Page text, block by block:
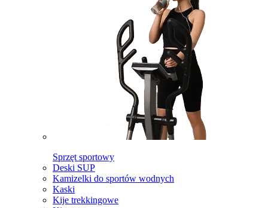
Sprzęt sportowy
Deski SUP
Kamizelki do sportów wodnych
Kaski
Kije trekkingowe